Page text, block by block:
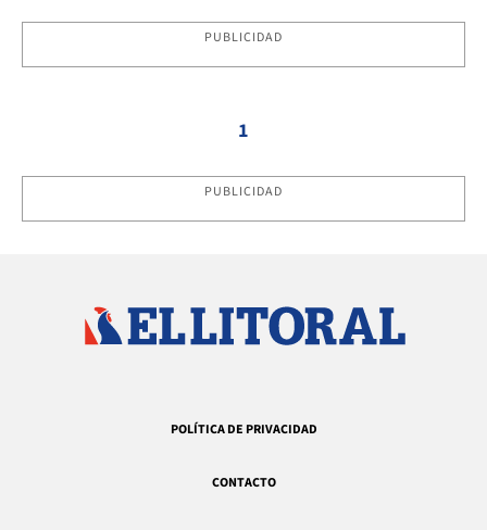
PUBLICIDAD
1
PUBLICIDAD
POLÍTICA DE PRIVACIDAD
CONTACTO